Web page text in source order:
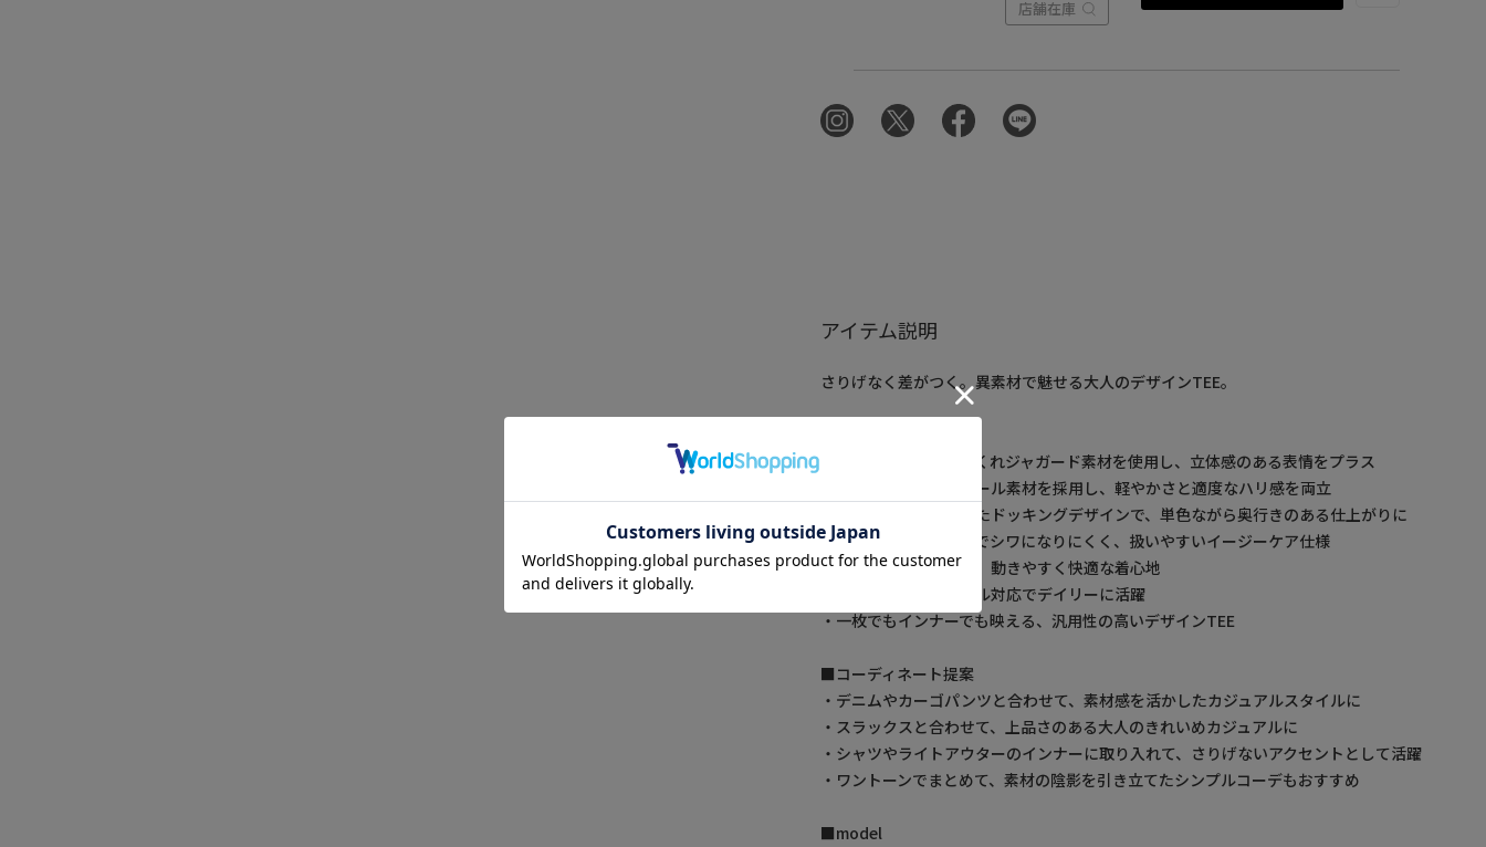
店舗在庫
アイテム説明
さりげなく差がつく。異素材で魅せる大人のデザインTEE。
・身頃にケーブル調ふくれジャガード素材を使用し、立体感のある表情をプラス
・袖にはライトダンボール素材を採用し、軽やかさと適度なハリ感を両立
・異素材を組み合わせたドッキングデザインで、単色ながら奥行きのある仕上がりに
・ポリエステルベースでシワになりにくく、扱いやすいイージーケア仕様
・ストレッチ性に優れ、動きやすく快適な着心地
・ハンドウォッシャブル対応でデイリーに活躍
・一枚でもインナーでも映える、汎用性の高いデザインTEE
■コーディネート提案
・デニムやカーゴパンツと合わせて、素材感を活かしたカジュアルスタイルに
・スラックスと合わせて、上品さのある大人のきれいめカジュアルに
・シャツやライトアウターのインナーに取り入れて、さりげないアクセントとして活躍
・ワントーンでまとめて、素材の陰影を引き立てたシンプルコーデもおすすめ
■model